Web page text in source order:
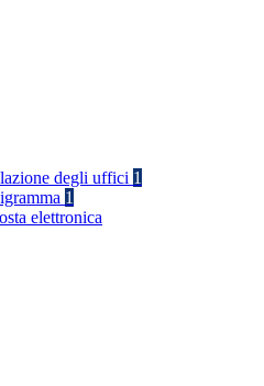
degli uffici 1
1
elettronica